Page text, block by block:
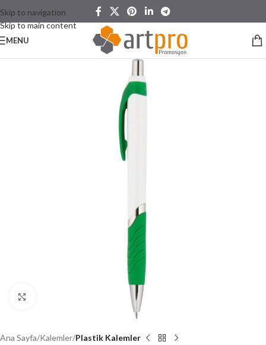
Skip to navigation
Skip to main content
MENU
Ana Sayfa Kalemler Plastik Kalemler